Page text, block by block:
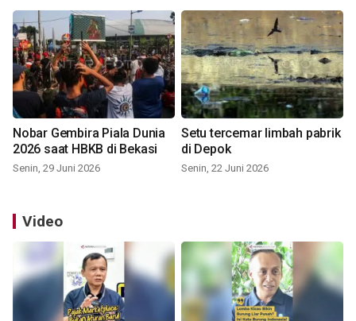
Nobar Gembira Piala Dunia
2026 saat HBKB di Bekasi
Senin, 29 Juni 2026
Setu tercemar limbah pabrik
di Depok
Senin, 22 Juni 2026
Video